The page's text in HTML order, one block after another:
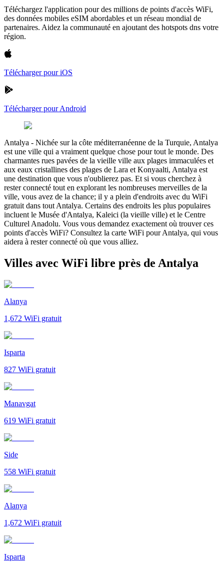
Téléchargez l'application pour des millions de points d'accès WiFi,
des données mobiles eSIM abordables et un réseau mondial de
partenaires. Aidez la communauté en ajoutant des hotspots dns votre
région.
Télécharger pour iOS
Télécharger pour Android
Antalya - Nichée sur la côte méditerranéenne de la Turquie, Antalya
est une ville qui a vraiment quelque chose pour tout le monde. Des
charmantes rues pavées de la vieille ville aux plages immaculées et
aux eaux cristallines des plages de Lara et Konyaalti, Antalya est
une destination que vous n'oublierez pas. Et si vous cherchez à
rester connecté tout en explorant les nombreuses merveilles de la
ville, vous avez de la chance; il y a plein d'endroits avec du WiFi
gratuit dans tout Antalya. Certains des endroits les plus populaires
incluent le Musée d'Antalya, Kaleici (la vieille ville) et le Centre
Culturel Anadolu. Vous vous demandez exactement où trouver ces
points d'accès WiFi? Consultez la carte WiFi pour Antalya, qui vous
aidera à rester connecté où que vous alliez.
Villes avec WiFi libre près de Antalya
Alanya
1,672 WiFi gratuit
Isparta
827 WiFi gratuit
Manavgat
619 WiFi gratuit
Side
558 WiFi gratuit
Alanya
1,672 WiFi gratuit
Isparta